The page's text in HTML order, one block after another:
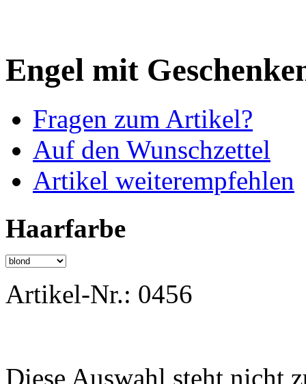
Engel mit
Fragen zum Artikel?
Auf den Wunschzettel
Artikel weiterempfehlen
Haarfarbe
Artikel-Nr.: 0456
Diese Auswahl steht nicht